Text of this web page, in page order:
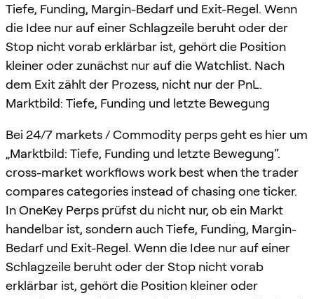
Tiefe, Funding, Margin-Bedarf und Exit-Regel. Wenn
die Idee nur auf einer Schlagzeile beruht oder der
Stop nicht vorab erklärbar ist, gehört die Position
kleiner oder zunächst nur auf die Watchlist. Nach
dem Exit zählt der Prozess, nicht nur der PnL.
Marktbild: Tiefe, Funding und letzte Bewegung
Bei 24/7 markets / Commodity perps geht es hier um
„Marktbild: Tiefe, Funding und letzte Bewegung“.
cross-market workflows work best when the trader
compares categories instead of chasing one ticker.
In OneKey Perps prüfst du nicht nur, ob ein Markt
handelbar ist, sondern auch Tiefe, Funding, Margin-
Bedarf und Exit-Regel. Wenn die Idee nur auf einer
Schlagzeile beruht oder der Stop nicht vorab
erklärbar ist, gehört die Position kleiner oder